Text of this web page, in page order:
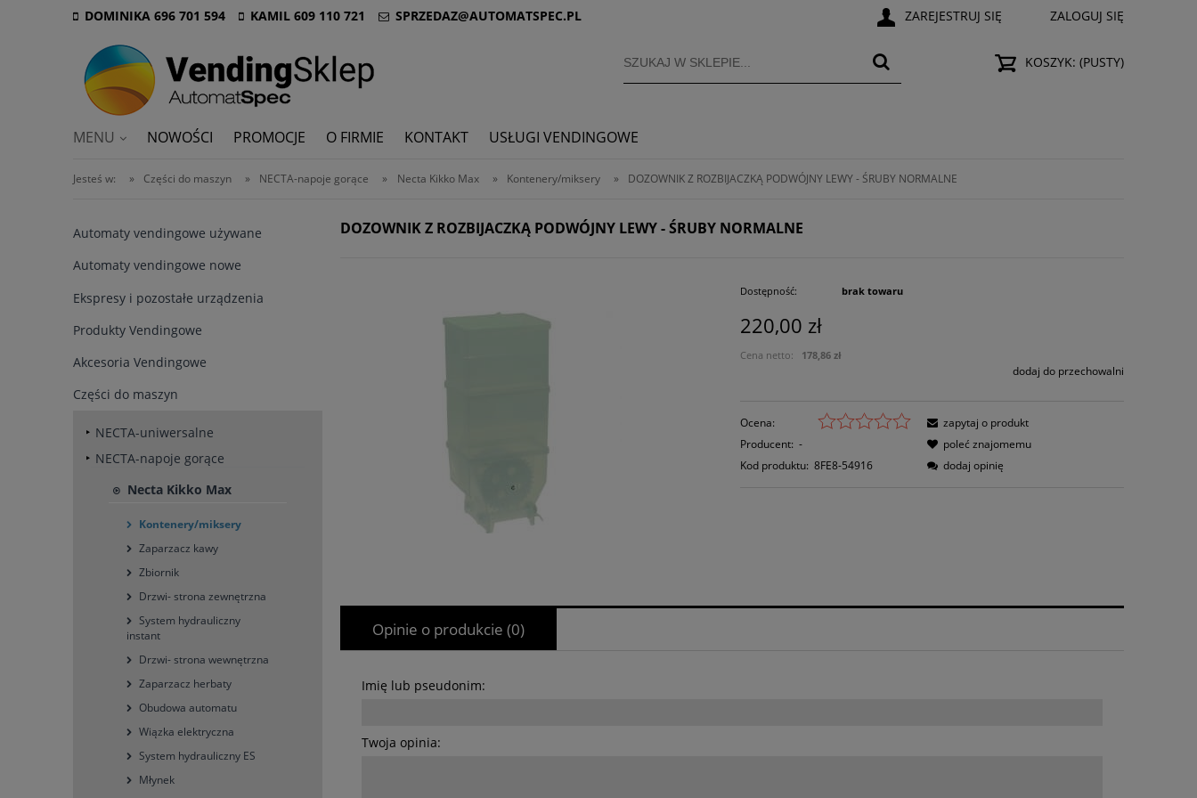
ZAREJESTRUJ SIĘ ZALOGUJ SIĘ
DOMINIKA 696 701 594 KAMIL 609 110 721 SPRZEDAZ@AUTOMATSPEC.PL
KOSZYK: (PUSTY)
MENU NOWOŚCI PROMOCJE O FIRMIE KONTAKT USŁUGI VENDINGOWE
Jesteś w: » Części do maszyn » NECTA-napoje gorące » Necta Kikko Max » Kontenery/miksery » DOZOWNIK Z ROZBIJACZKĄ PODWÓJNY LEWY - ŚRUBY NORMALNE
Automaty vendingowe używane
Automaty vendingowe nowe
Ekspresy i pozostałe urządzenia
Produkty Vendingowe
Akcesoria Vendingowe
Części do maszyn
NECTA-uniwersalne
NECTA-napoje gorące
Necta Kikko Max
Kontenery/miksery
Zaparzacz kawy
Zbiornik
Drzwi- strona zewnętrzna
System hydrauliczny
instant
Drzwi- strona wewnętrzna
Zaparzacz herbaty
Obudowa automatu
Wiązka elektryczna
System hydrauliczny ES
Młynek
DOZOWNIK Z ROZBIJACZKĄ PODWÓJNY LEWY - ŚRUBY NORMALNE
Dostępność: brak towaru
220,00 zł
Cena netto: 178,86 zł
dodaj do przechowalni
Ocena:
Producent: -
Kod produktu: 8FE8-54916
zapytaj o produkt
poleć znajomemu
dodaj opinię
Opinie o produkcie (0)
Imię lub pseudonim:
Twoja opinia: